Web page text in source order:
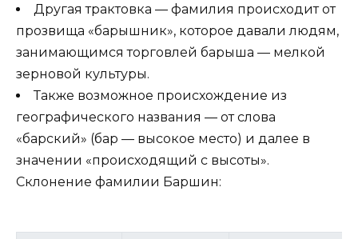
Другая трактовка — фамилия происходит от
прозвища «барышник», которое давали людям,
занимающимся торговлей барыша — мелкой
зерновой культуры.
Также возможное происхождение из
географического названия — от слова
«барский» (бар — высокое место) и далее в
значении «происходящий с высоты».
Склонение фамилии Баршин: